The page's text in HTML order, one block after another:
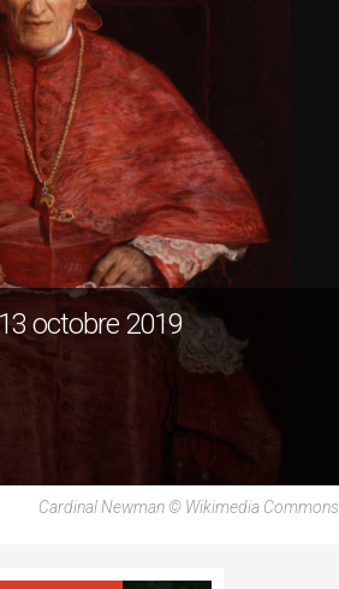
octobre 2019
Cardinal Newman © Wikimedia